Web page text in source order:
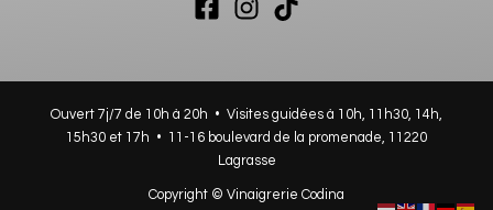
Ouvert 7j/7 de 10h à 20h • Visites guidées à 10h, 11h30, 14h,
15h30 et 17h •
11-16 boulevard de la promenade, 11220
Lagrasse
Copyright © Vinaigrerie Codina